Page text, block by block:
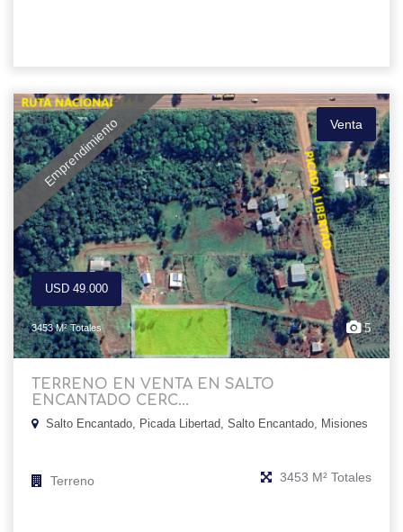
Emprendimiento Venta
USD 49.000
3453 M² Totales 5
TERRENO EN VENTA EN SALTO
ENCANTADO CERC...
Salto Encantado, Picada Libertad, Salto Encantado, Misiones
Terreno 3453 M² Totales